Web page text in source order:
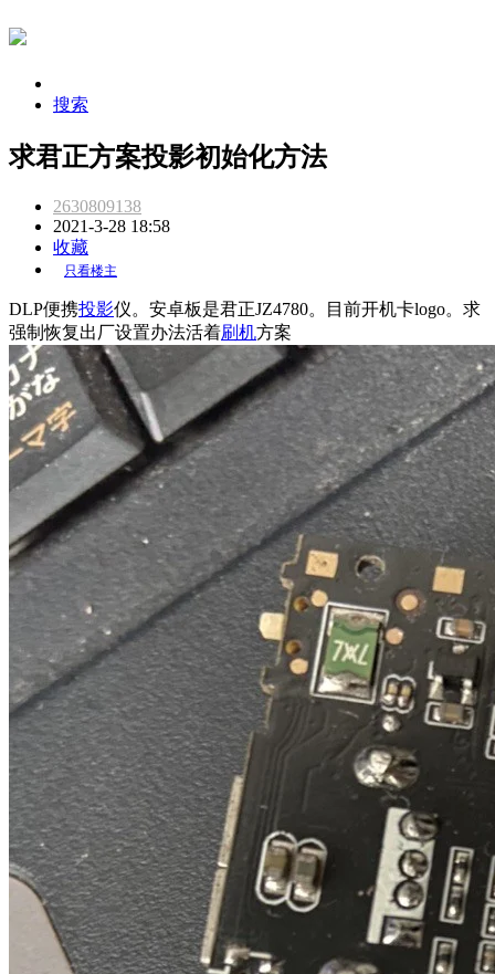
搜索
求君正方案投影初始化方法
2630809138
2021-3-28 18:58
收藏
只看楼主
DLP便携投影仪。安卓板是君正JZ4780。目前开机卡logo。求
强制恢复出厂设置办法活着刷机方案